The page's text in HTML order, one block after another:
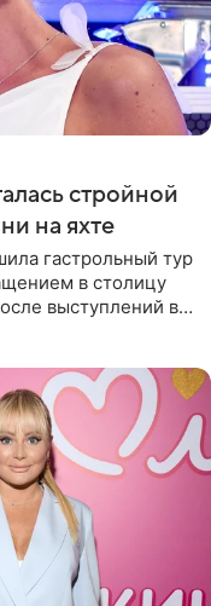
стройной
на яхте
гастрольный тур
в столицу
выступлений в